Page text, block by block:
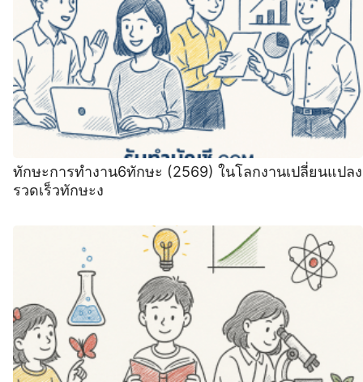
ทักษะการทํางาน6ทักษะ (2569) ในโลกงานเปลี่ยนแปลง
รวดเร็วทักษะง